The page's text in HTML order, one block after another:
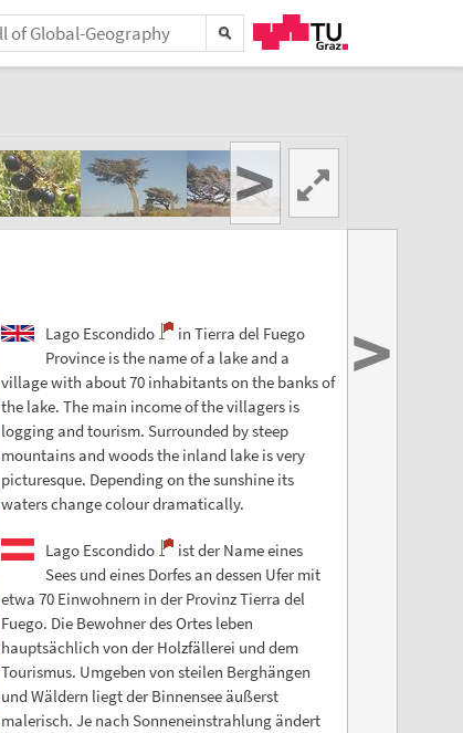
>
Lago Escondido
in Tierra del Fuego
Province is the name of a lake and a
village with about 70 inhabitants on the banks of
the lake. The main income of the villagers is
logging and tourism. Surrounded by steep
mountains and woods the inland lake is very
picturesque. Depending on the sunshine its
waters change colour dramatically.
Lago Escondido
ist der Name eines
Sees und eines Dorfes an dessen Ufer mit
etwa 70 Einwohnern in der Provinz Tierra del
Fuego. Die Bewohner des Ortes leben
hauptsächlich von der Holzfällerei und dem
Tourismus. Umgeben von steilen Berghängen
und Wäldern liegt der Binnensee äußerst
malerisch. Je nach Sonneneinstrahlung ändert
>